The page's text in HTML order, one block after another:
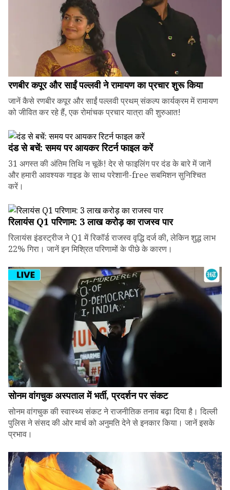
रणबीर कपूर और साईं पल्लवी ने रामायण का प्रचार शुरू किया
जानें कैसे रणबीर कपूर और साईं पल्लवी प्रथम् संकल्प कार्यक्रम में रामायण
को जीवित कर रहे हैं, एक रोमांचक प्रचार यात्रा की शुरुआत!
दंड से बचें: समय पर आयकर रिटर्न फाइल करें
31 अगस्त की अंतिम तिथि न चूकें! देर से फाइलिंग पर दंड के बारे में जानें
और हमारी आवश्यक गाइड के साथ परेशानी-free सबमिशन सुनिश्चित
करें।
रिलायंस Q1 परिणाम: ₹3 लाख करोड़ का राजस्व पार
रिलायंस इंडस्ट्रीज ने Q1 में रिकॉर्ड राजस्व वृद्धि दर्ज की, लेकिन शुद्ध लाभ
22% गिरा। जानें इन मिश्रित परिणामों के पीछे के कारण।
सोनम वांगचुक अस्पताल में भर्ती, प्रदर्शन पर संकट
सोनम वांगचुक की स्वास्थ्य संकट ने राजनीतिक तनाव बढ़ा दिया है। दिल्ली
पुलिस ने संसद की ओर मार्च को अनुमति देने से इनकार किया। जानें इसके
प्रभाव।